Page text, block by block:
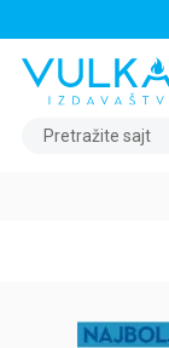
Pretražite sajt